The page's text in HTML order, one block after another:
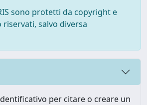
sono protetti da copyright e
salvo diversa
per citare o creare un